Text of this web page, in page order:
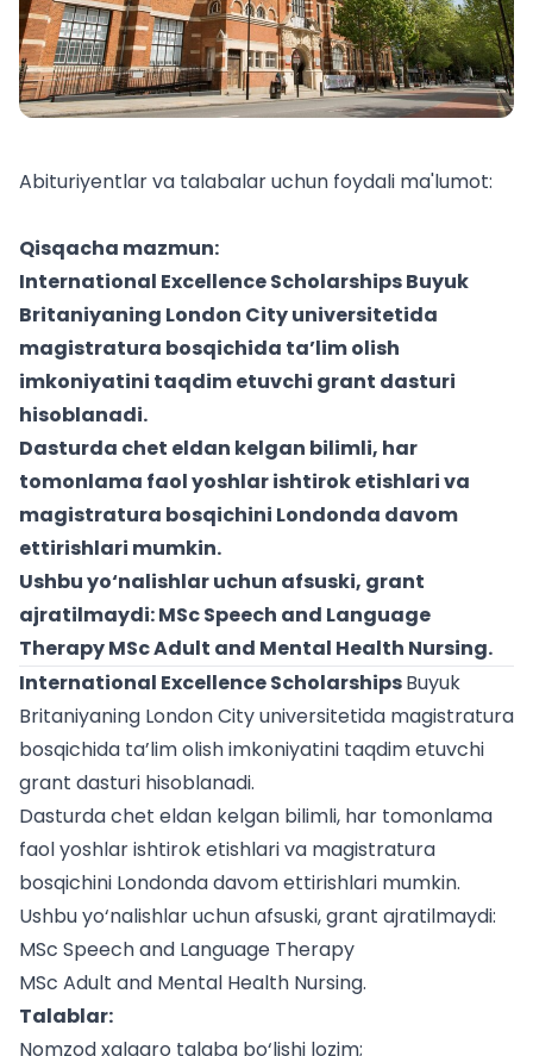
Abituriyentlar va talabalar uchun foydali ma'lumot:
Qisqacha mazmun:
International Excellence Scholarships Buyuk
Britaniyaning London City universitetida
magistratura bosqichida ta’lim olish
imkoniyatini taqdim etuvchi grant dasturi
hisoblanadi.
Dasturda chet eldan kelgan bilimli, har
tomonlama faol yoshlar ishtirok etishlari va
magistratura bosqichini Londonda davom
ettirishlari mumkin.
Ushbu yo‘nalishlar uchun afsuski, grant
ajratilmaydi: MSc Speech and Language
Therapy MSc Adult and Mental Health Nursing.
International Excellence ScholarshipsBuyuk
Britaniyaning London City universitetida magistratura
bosqichida ta’lim olish imkoniyatini taqdim etuvchi
grant dasturi hisoblanadi.
Dasturda chet eldan kelgan bilimli, har tomonlama
faol yoshlar ishtirok etishlari va magistratura
bosqichini Londonda davom ettirishlari mumkin.
Ushbu yo‘nalishlar uchun afsuski, grant ajratilmaydi:
MSc Speech and Language Therapy
MSc Adult and Mental Health Nursing.
Talablar:
Nomzod xalqaro talaba bo‘lishi lozim;